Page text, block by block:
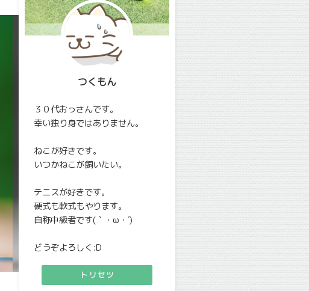
つくもん
３０代おっさんです。
幸い独り身ではありません。
ねこが好きです。
いつかねこが飼いたい。
テニスが好きです。
硬式も軟式もやります。
自称中級者です(｀・ω・´)
どうぞよろしく:D
トリセツ